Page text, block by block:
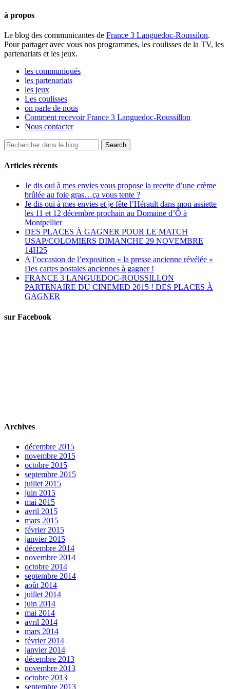
à propos
Le blog des communicantes de France 3 Languedoc-Roussilon.
Pour partager avec vous nos programmes, les coulisses de la TV, les
partenariats et les jeux.
les communiqués
les partenariats
les jeux
Les coulisses
on parle de nous
Comment recevoir France 3 Languedoc-Roussillon
Nous contacter
Articles récents
Je dis oui à mes envies vous propose la recette d’une crème
brûlée au foie gras…ça vous tente ?
Je dis oui à mes envies et je fête l’Hérault dans mon assiette
les 11 et 12 décembre prochain au Domaine d’Ô à
Montpellier
DES PLACES À GAGNER POUR LE MATCH
USAP/COLOMIERS DIMANCHE 29 NOVEMBRE
14H25
A l’occasion de l’exposition « la presse ancienne révélée »
Des cartes postales anciennes à gagner !
FRANCE 3 LANGUEDOC-ROUSSILLON
PARTENAIRE DU CINEMED 2015 ! DES PLACES À
GAGNER
sur Facebook
Archives
décembre 2015
novembre 2015
octobre 2015
septembre 2015
juillet 2015
juin 2015
mai 2015
avril 2015
mars 2015
février 2015
janvier 2015
décembre 2014
novembre 2014
octobre 2014
septembre 2014
août 2014
juillet 2014
juin 2014
mai 2014
avril 2014
mars 2014
février 2014
janvier 2014
décembre 2013
novembre 2013
octobre 2013
septembre 2013